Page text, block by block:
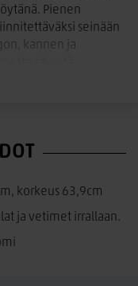
Pienen
seinään
kannen ja
sävystä:
ja vetimet ovat aina
korkeus 63,9cm
ja vetimet irrallaan.